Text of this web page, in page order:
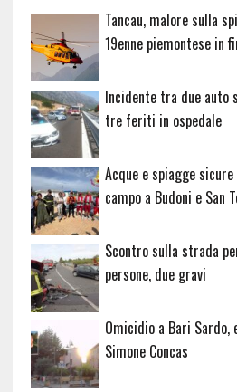
Tancau, malore sulla
19enne piemontese in
Incidente tra due auto
tre feriti in ospedale
Acque e spiagge
campo a Budoni e San
Scontro sulla strada
persone, due gravi
Omicidio a Bari
Simone Concas